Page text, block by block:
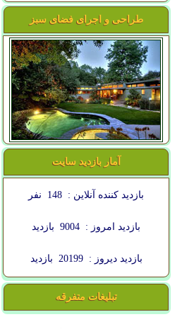
طراحی و اجرای فضای سبز
آمار بازدید سایت
بازدید کننده آنلاین : 148 نفر
بازدید امروز : 9004 بازدید
بازدید دیروز : 20199 بازدید
تبلیغات متفرقه